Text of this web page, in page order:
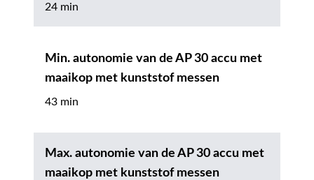
24 min
Min. autonomie van de AP 30 accu met
maaikop met kunststof messen
43 min
Max. autonomie van de AP 30 accu met
maaikop met kunststof messen